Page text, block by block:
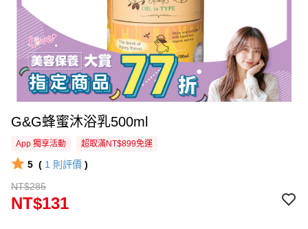
G&G蜂蜜沐浴乳500ml
App 獨享活動 超取滿NT$899免運
5 ( 1 則評價 )
NT$285
NT$131